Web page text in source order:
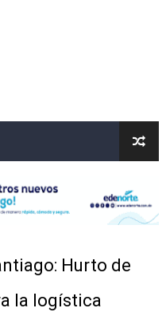
de 70.000 migrantes
fábrica de
mujer en La Zurza,
fallecido y otra
muerte de un joven en
Hurto de
la logística